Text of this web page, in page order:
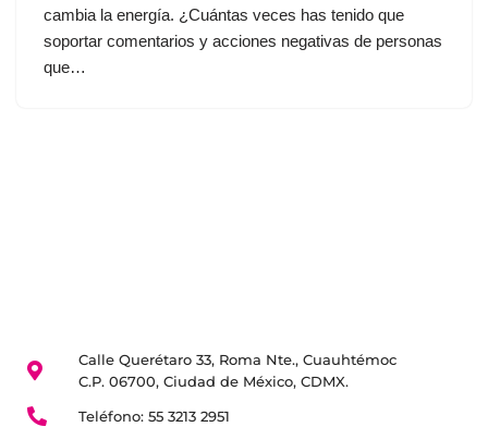
cambia la energía. ¿Cuántas veces has tenido que
soportar comentarios y acciones negativas de personas
que…
Calle Querétaro 33, Roma Nte., Cuauhtémoc
C.P. 06700, Ciudad de México, CDMX.
Teléfono: 55 3213 2951